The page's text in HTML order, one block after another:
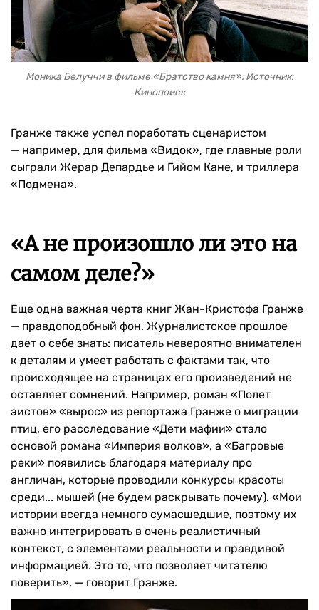
Моника Белуччи в фильме «Братство камня». Источник:
Кинопоиск
Гранже также успел поработать сценаристом
— например, для фильма «Видок», где главные роли
сыграли Жерар Депардье и Гийом Кане, и триллера
«Подмена».
«А не произошло ли это на
самом деле?»
Еще одна важная черта книг Жан-Кристофа Гранже
— правдоподобный фон. Журналистское прошлое
дает о себе знать: писатель невероятно внимателен
к деталям и умеет работать с фактами так, что
происходящее на страницах его произведений не
оставляет сомнений. Например, роман «Полет
аистов» «вырос» из репортажа Гранже о миграции
птиц, его расследование «Дети мафии» стало
основой романа «Империя волков», а «Багровые
реки» появились благодаря материалу про
англичан, которые проводили конкурсы красоты
среди... мышей (не будем раскрывать почему). «Мои
истории всегда немного сумасшедшие, поэтому их
важно интегрировать в очень реалистичный
контекст, с элементами реальности и правдивой
информацией. Это то, что позволяет читателю
поверить», — говорит Гранже.